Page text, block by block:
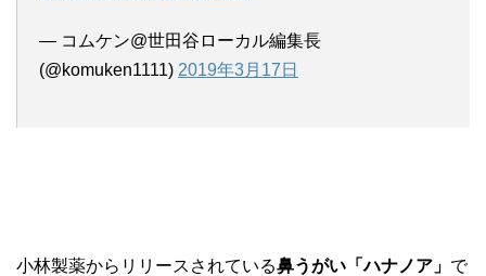
— コムケン@世田谷ローカル編集長
(@komuken1111) 2019年3月17日
小林製薬からリリースされている鼻うがい「ハナノア」 で